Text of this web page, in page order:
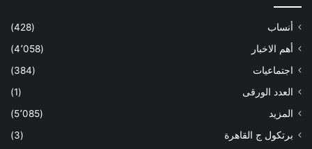
أنساب
(428)
أهم الاخبار
(4٬058)
اجتماعيات
(384)
العدد الورقى
(1)
المزيد
(5٬085)
برتكول ج القاهرة
(3)